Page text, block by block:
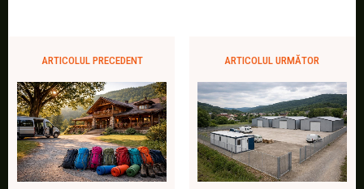
ARTICOLUL PRECEDENT ARTICOLUL URMĂTOR